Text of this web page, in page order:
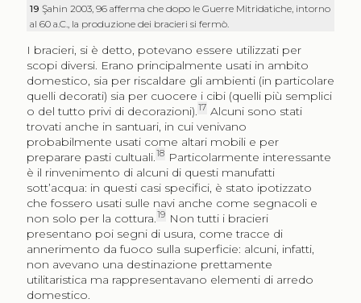
19Şahin 2003, 96 afferma che dopo le Guerre Mitridatiche, intorno
al 60 a.C., la produzione dei bracieri si fermò.
I bracieri, si è detto, potevano essere utilizzati per
scopi diversi. Erano principalmente usati in ambito
domestico, sia per riscaldare gli ambienti (in particolare
quelli decorati) sia per cuocere i cibi (quelli più semplici
o del tutto privi di decorazioni).17 Alcuni sono stati
trovati anche in santuari, in cui venivano
probabilmente usati come altari mobili e per
preparare pasti cultuali.18 Particolarmente interessante
è il rinvenimento di alcuni di questi manufatti
sott’acqua: in questi casi specifici, è stato ipotizzato
che fossero usati sulle navi anche come segnacoli e
non solo per la cottura.19 Non tutti i bracieri
presentano poi segni di usura, come tracce di
annerimento da fuoco sulla superficie: alcuni, infatti,
non avevano una destinazione prettamente
utilitaristica ma rappresentavano elementi di arredo
domestico.